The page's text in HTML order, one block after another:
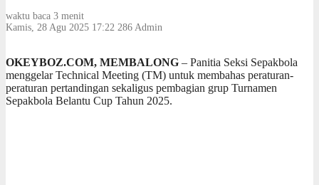
waktu baca 3 menit
Kamis, 28 Agu 2025 17:22 286 Admin
OKEYBOZ.COM, MEMBALONG – Panitia Seksi Sepakbola
menggelar Technical Meeting (TM) untuk membahas peraturan-
peraturan pertandingan sekaligus pembagian grup Turnamen
Sepakbola Belantu Cup Tahun 2025.